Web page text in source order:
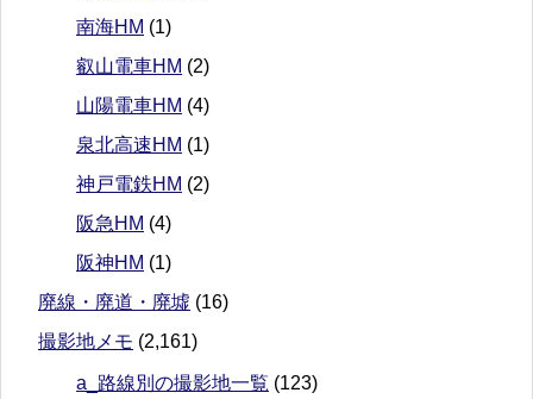
南海HM (1)
叡山電車HM (2)
山陽電車HM (4)
泉北高速HM (1)
神戸電鉄HM (2)
阪急HM (4)
阪神HM (1)
廃線・廃道・廃墟 (16)
撮影地メモ (2,161)
a_路線別の撮影地一覧 (123)